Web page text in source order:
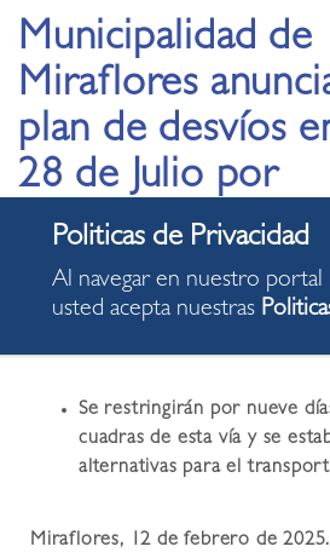
Municipalidad de
Miraflores
plan de desvíos
28 de Julio por
culminación de
de renovación
Se restringirán por nueve
cuadras de esta vía y se
alternativas para el
Miraflores, 12 de febrero de 2025.
Al navegar en nuestro portal
usted acepta nuestras